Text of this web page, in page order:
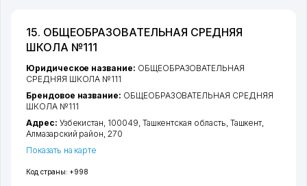
15. ОБЩЕОБРАЗОВАТЕЛЬНАЯ СРЕДНЯЯ
ШКОЛА №111
Код страны: +998
Юридическое название: ОБЩЕОБРАЗОВАТЕЛЬНАЯ
СРЕДНЯЯ ШКОЛА №111
Брендовое название: ОБЩЕОБРАЗОВАТЕЛЬНАЯ СРЕДНЯЯ
ШКОЛА №111
Адрес: Узбекистан, 100049, Ташкентская область Ташкент
Алмазарский район , 270
Показать на карте